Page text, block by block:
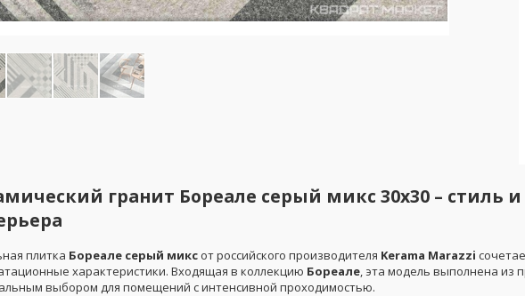
гранит Бореале серый микс 30x30 – стиль
плитка Бореале серый микс от российского производителя Kerama Marazzi
характеристики. Входящая в коллекцию Бореале , эта модель выполнена из
выбором для помещений с интенсивной проходимостью.